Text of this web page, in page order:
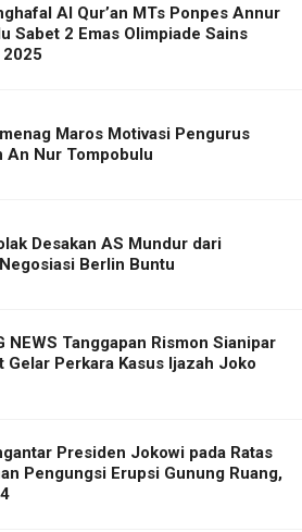
Al Qur’an MTs Ponpes Annur
Sabet 2 Emas Olimpiade Sains
2025
Maros Motivasi Pengurus
An Nur Tompobulu
Desakan AS Mundur dari
Berlin Buntu
NEWS Tanggapan Rismon Sianipar
Gelar Perkara Kasus Ijazah Joko
Presiden Jokowi pada Ratas
Pengungsi Erupsi Gunung Ruang,